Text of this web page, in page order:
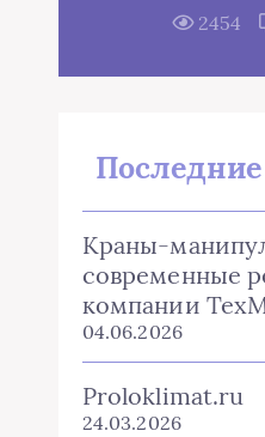
2454
Краны-
современные
компании
04.06.2026
Proloklimat.ru
24.03.2026